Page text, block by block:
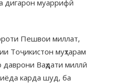
дигарон муаррифӣ
Пешвои миллат,
Тоҷикистон муҳтарам
Ваҳдати миллӣ
карда шуд, ба